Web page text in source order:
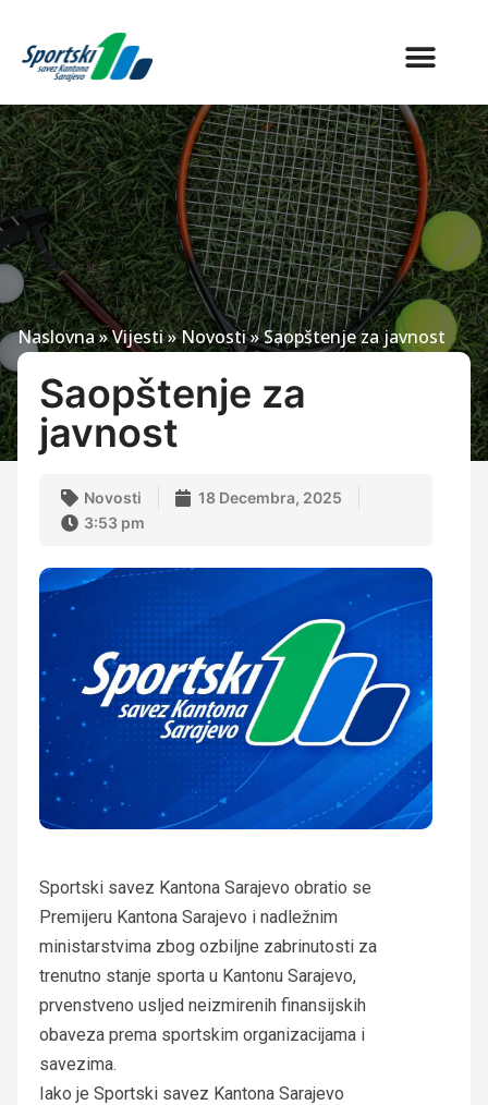
Naslovna»Vijesti»Novosti»Saopštenje za javnost
Saopštenje za
javnost
Novosti
18 Decembra, 2025
3:53 pm
Sportski savez Kantona Sarajevo obratio se
Premijeru Kantona Sarajevo i nadležnim
ministarstvima zbog ozbiljne zabrinutosti za
trenutno stanje sporta u Kantonu Sarajevo,
prvenstveno usljed neizmirenih finansijskih
obaveza prema sportskim organizacijama i
savezima.
Iako je Sportski savez Kantona Sarajevo